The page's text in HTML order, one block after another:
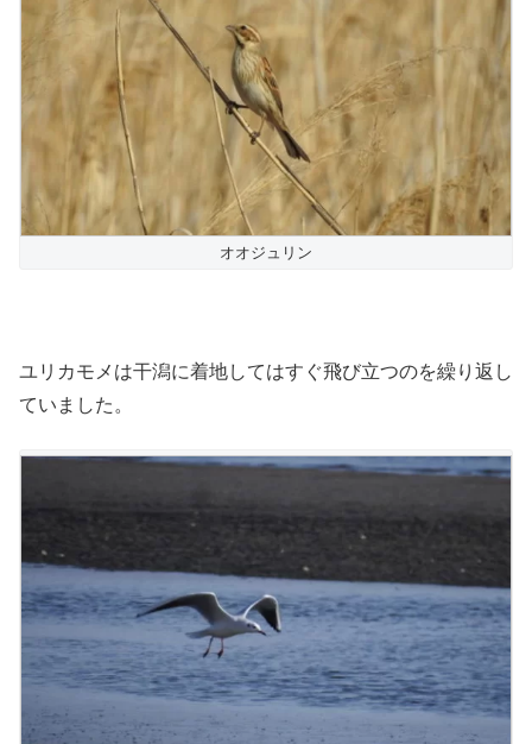
オオジュリン
ユリカモメは干潟に着地してはすぐ飛び立つのを繰り返し
ていました。